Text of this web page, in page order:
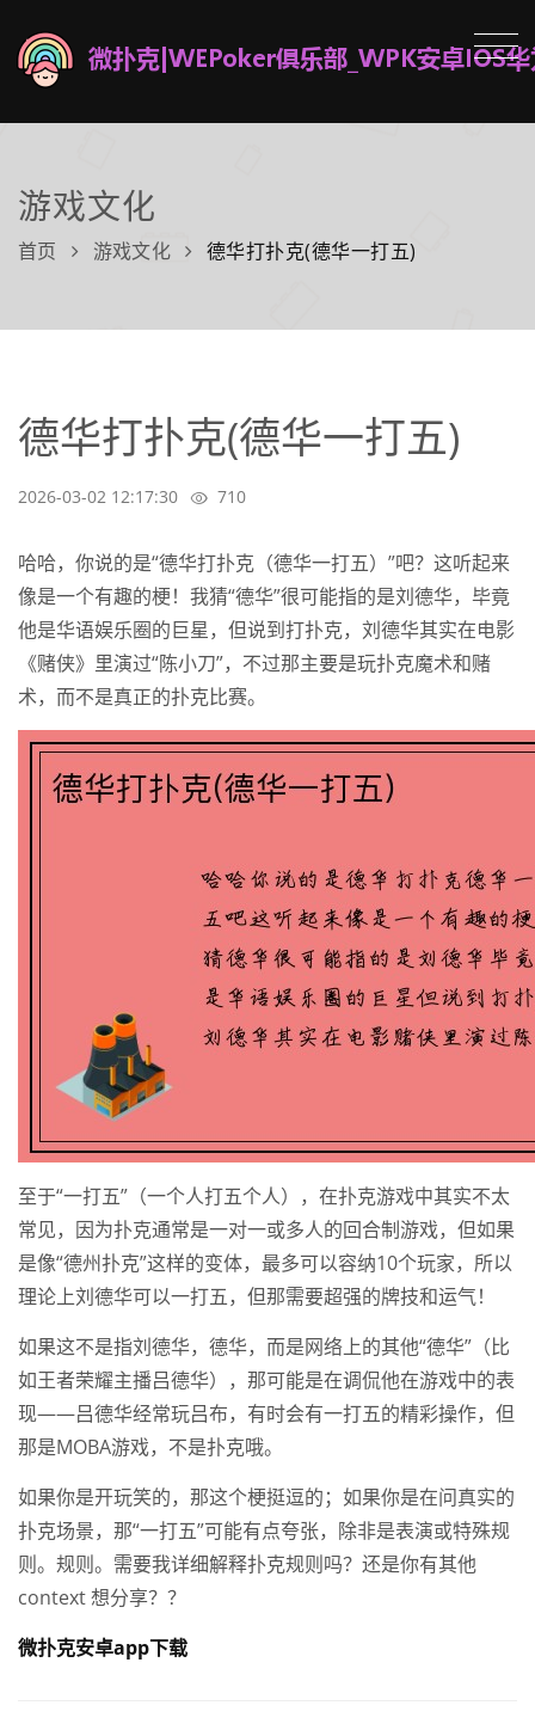
游戏文化
首页 游戏文化 德华打扑克(德华一打五)
德华打扑克(德华一打五)
2026-03-02 12:17:30 710
哈哈，你说的是“德华打扑克（德华一打五）”吧？这听起来
像是一个有趣的梗！我猜“德华”很可能指的是刘德华，毕竟
他是华语娱乐圈的巨星，但说到打扑克，刘德华其实在电影
《赌侠》里演过“陈小刀”，不过那主要是玩扑克魔术和赌
术，而不是真正的扑克比赛。
至于“一打五”（一个人打五个人），在扑克游戏中其实不太
常见，因为扑克通常是一对一或多人的回合制游戏，但如果
是像“德州扑克”这样的变体，最多可以容纳10个玩家，所以
理论上刘德华可以一打五，但那需要超强的牌技和运气！
如果这不是指刘德华，德华，而是网络上的其他“德华”（比
如王者荣耀主播吕德华），那可能是在调侃他在游戏中的表
现——吕德华经常玩吕布，有时会有一打五的精彩操作，但
那是MOBA游戏，不是扑克哦。
如果你是开玩笑的，那这个梗挺逗的；如果你是在问真实的
扑克场景，那“一打五”可能有点夸张，除非是表演或特殊规
则。规则。需要我详细解释扑克规则吗？还是你有其他
context 想分享？？
微扑克安卓app下载